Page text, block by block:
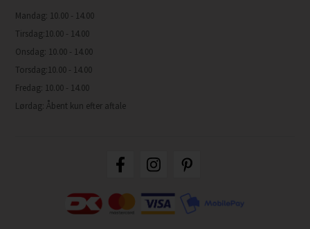
Mandag: 10.00 - 14.00
Tirsdag:10.00 - 14.00
Onsdag: 10.00 - 14.00
Torsdag:10.00 - 14.00
Fredag: 10.00 - 14.00
Lørdag: Åbent kun efter aftale